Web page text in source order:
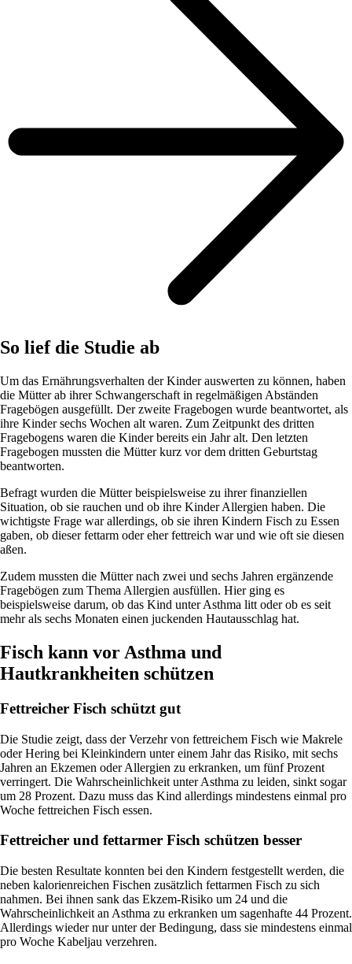
So lief die Studie ab
Um das Ernährungsverhalten der Kinder auswerten zu können, haben
die Mütter ab ihrer Schwangerschaft in regelmäßigen Abständen
Fragebögen ausgefüllt. Der zweite Fragebogen wurde beantwortet, als
ihre Kinder sechs Wochen alt waren. Zum Zeitpunkt des dritten
Fragebogens waren die Kinder bereits ein Jahr alt. Den letzten
Fragebogen mussten die Mütter kurz vor dem dritten Geburtstag
beantworten.
Befragt wurden die Mütter beispielsweise zu ihrer finanziellen
Situation, ob sie rauchen und ob ihre Kinder Allergien haben. Die
wichtigste Frage war allerdings, ob sie ihren Kindern Fisch zu Essen
gaben, ob dieser fettarm oder eher fettreich war und wie oft sie diesen
aßen.
Zudem mussten die Mütter nach zwei und sechs Jahren ergänzende
Fragebögen zum Thema Allergien ausfüllen. Hier ging es
beispielsweise darum, ob das Kind unter Asthma litt oder ob es seit
mehr als sechs Monaten einen juckenden Hautausschlag hat.
Fisch kann vor Asthma und
Hautkrankheiten schützen
Fettreicher Fisch schützt gut
Die Studie zeigt, dass der Verzehr von fettreichem Fisch wie Makrele
oder Hering bei Kleinkindern unter einem Jahr das Risiko, mit sechs
Jahren an Ekzemen oder Allergien zu erkranken, um fünf Prozent
verringert. Die Wahrscheinlichkeit unter Asthma zu leiden, sinkt sogar
um 28 Prozent. Dazu muss das Kind allerdings mindestens einmal pro
Woche fettreichen Fisch essen.
Fettreicher und fettarmer Fisch schützen besser
Die besten Resultate konnten bei den Kindern festgestellt werden, die
neben kalorienreichen Fischen zusätzlich fettarmen Fisch zu sich
nahmen. Bei ihnen sank das Ekzem-Risiko um 24 und die
Wahrscheinlichkeit an Asthma zu erkranken um sagenhafte 44 Prozent.
Allerdings wieder nur unter der Bedingung, dass sie mindestens einmal
pro Woche Kabeljau verzehren.